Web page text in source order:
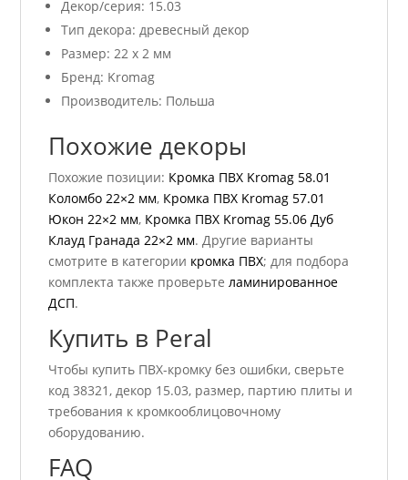
Декор/серия: 15.03
Тип декора: древесный декор
Размер: 22 x 2 мм
Бренд: Kromag
Производитель: Польша
Похожие декоры
Похожие позиции: Кромка ПВХ Kromag 58.01
Коломбо 22×2 мм, Кромка ПВХ Kromag 57.01
Юкон 22×2 мм, Кромка ПВХ Kromag 55.06 Дуб
Клауд Гранада 22×2 мм. Другие варианты
смотрите в категории кромка ПВХ; для подбора
комплекта также проверьтеламинированное
ДСП.
Купить в Peral
Чтобы купить ПВХ-кромку без ошибки, сверьте
код 38321, декор 15.03, размер, партию плиты и
требования к кромкооблицовочному
оборудованию.
FAQ